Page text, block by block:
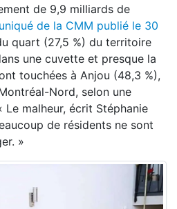
de 9,9 milliards de
de la CMM publié le 30
quart (27,5 %) du territoire
une cuvette et presque la
touchées à Anjou (48,3 %),
Nord, selon une
Le malheur, écrit Stéphanie
de résidents ne sont
»